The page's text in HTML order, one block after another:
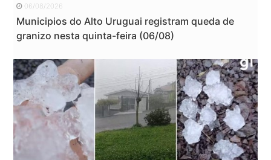
06/08/2026
Municipios do Alto Uruguai registram queda de
granizo nesta quinta-feira (06/08)